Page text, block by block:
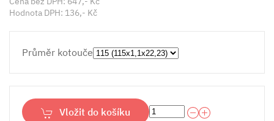
Hodnota DPH: 136,- Kč
Průměr kotouče
Vložit do košíku